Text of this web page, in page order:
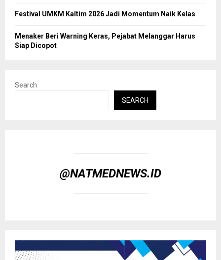
Festival UMKM Kaltim 2026 Jadi Momentum Naik Kelas
Menaker Beri Warning Keras, Pejabat Melanggar Harus
Siap Dicopot
Search
SEARCH
@NATMEDNEWS.ID